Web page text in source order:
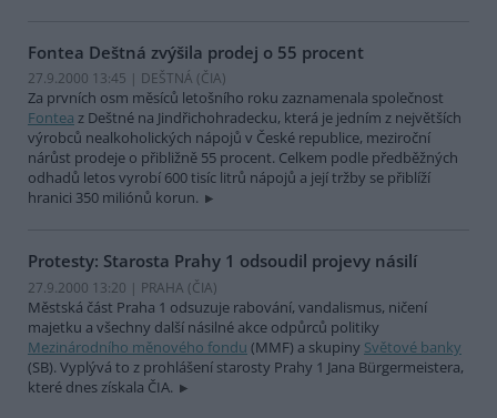
Fontea Deštná zvýšila prodej o 55 procent
27.9.2000 13:45 | DEŠTNÁ (ČIA)
Za prvních osm měsíců letošního roku zaznamenala společnost
Fontea z Deštné na Jindřichohradecku, která je jedním z největších
výrobců nealkoholických nápojů v České republice, meziroční
nárůst prodeje o přibližně 55 procent. Celkem podle předběžných
odhadů letos vyrobí 600 tisíc litrů nápojů a její tržby se přiblíží
hranici 350 miliónů korun.
Protesty: Starosta Prahy 1 odsoudil projevy násilí
27.9.2000 13:20 | PRAHA (ČIA)
Městská část Praha 1 odsuzuje rabování, vandalismus, ničení
majetku a všechny další násilné akce odpůrců politiky
Mezinárodního měnového fondu (MMF) a skupiny Světové banky
(SB). Vyplývá to z prohlášení starosty Prahy 1 Jana Bürgermeistera,
které dnes získala ČIA.